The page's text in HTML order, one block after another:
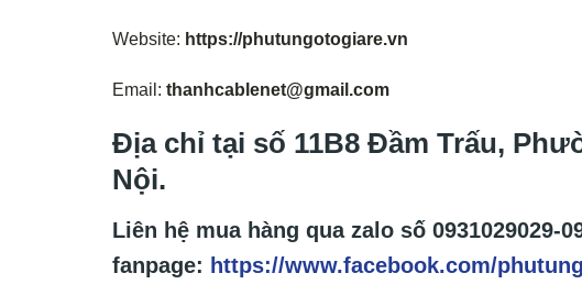
Website: https://phutungotogiare.vn
Email: thanhcablenet@gmail.com
Địa chỉ tại số 11B8 Đầm Trấu,
Nội.
Liên hệ mua hàng qua zalo số 0931029029-
fanpage: https://www.facebook.com/